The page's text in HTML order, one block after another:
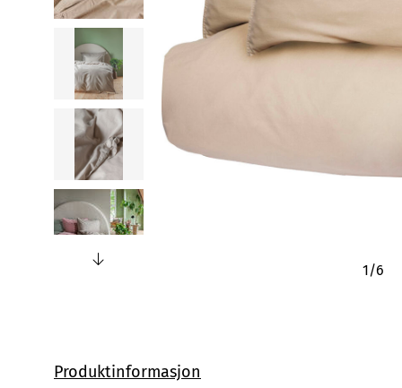
1/6
Produktinformasjon